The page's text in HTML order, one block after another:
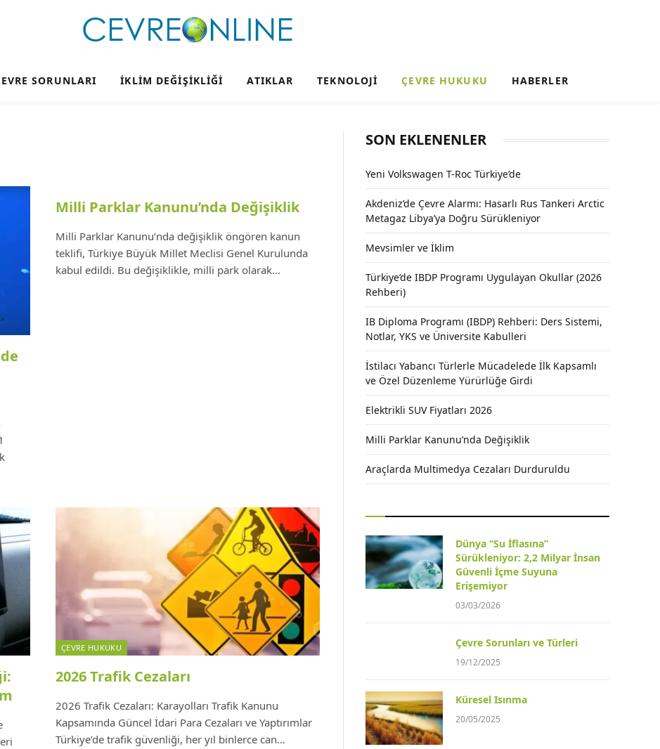
SORUNLARI İKLIM DEĞIŞIKLIĞI ATIKLAR TEKNOLOJI ÇEVRE HUKUKU HABERLER
Milli Parklar Kanunu’nda Değişiklik
Milli Parklar Kanunu’nda değişiklik öngören kanun
teklifi, Türkiye Büyük Millet Meclisi Genel Kurulunda
kabul edildi. Bu değişiklikle, milli park olarak…
ÇEVRE HUKUKU
2026 Trafik Cezaları
2026 Trafik Cezaları: Karayolları Trafik Kanunu
Kapsamında Güncel İdari Para Cezaları ve Yaptırımlar
Türkiye’de trafik güvenliği, her yıl binlerce can…
SON EKLENENLER
Yeni Volkswagen T-Roc Türkiye’de
Akdeniz’de Çevre Alarmı: Hasarlı Rus Tankeri Arctic
Metagaz Libya’ya Doğru Sürükleniyor
Mevsimler ve İklim
Türkiye’de IBDP Programı Uygulayan Okullar (2026
Rehberi)
IB Diploma Programı (IBDP) Rehberi: Ders Sistemi,
Notlar, YKS ve Üniversite Kabulleri
İstilacı Yabancı Türlerle Mücadelede İlk Kapsamlı
ve Özel Düzenleme Yürürlüğe Girdi
Elektrikli SUV Fiyatları 2026
Milli Parklar Kanunu’nda Değişiklik
Araçlarda Multimedya Cezaları Durduruldu
Dünya “Su İflasına”
Sürükleniyor: 2,2 Milyar İnsan
Güvenli İçme Suyuna
Erişemiyor
03/03/2026
Çevre Sorunları ve Türleri
19/12/2025
Küresel Isınma
20/05/2025